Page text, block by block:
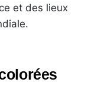
et des lieux